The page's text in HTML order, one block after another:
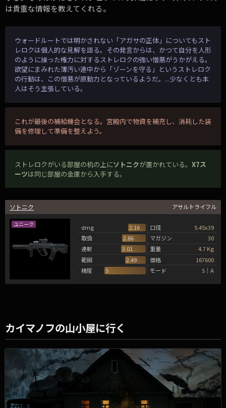
は貴重な情報を教えてくれる。
ウォードルートでは明かされない「アガサの正体」についてもスト
レロクは個人的な見解を語る。その発言からは、かつて自分を人形
のように操った権力に対するストレロクの強い憎悪がうかがえる。
欲望にまみれた薄汚い連中から「ゾーンを守る」というストレロク
の行動は、この憎悪が原動力となっているようだ。...少なくとも本
人はそう主張している。
これが最後の補給機会となる。宮殿内で物資を補充し、消耗した装
備を修理して準備を整えよう。
ストレロクがいる部屋の机の上にソトニクが置かれている。 X7ス
ーツは同じ部屋の金庫から入手する。
ソトニク アサルトライフル
ユニーク dmg 2.16 口径
5.45x39
取扱
2.86 マガジン
30
連射
3.01 重量
4.7 Kg
範囲
2.49 価格
167600
精度
5 モード S｜A
カイマノフの山小屋に行く